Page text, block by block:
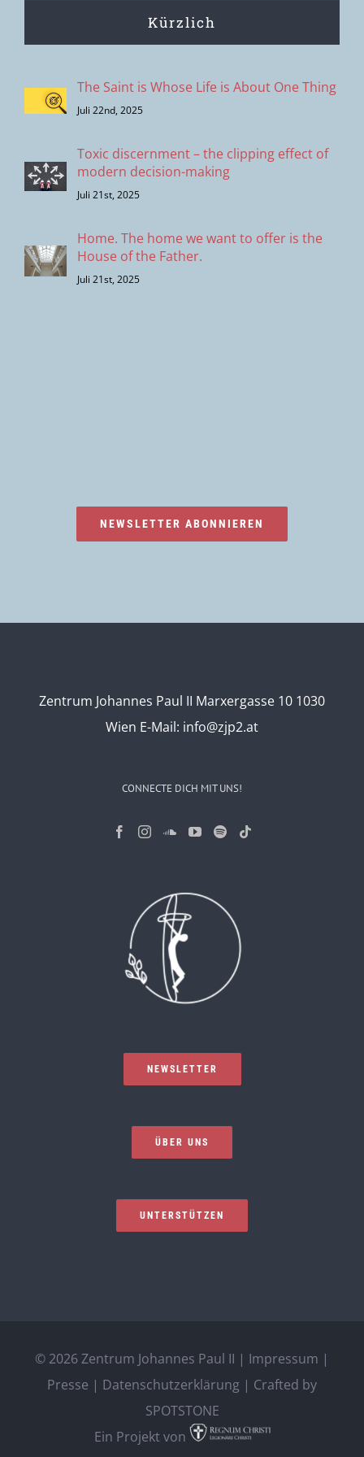
Kürzlich
The Saint is Whose Life is About One Thing
Juli 22nd, 2025
Toxic discernment – the clipping effect of
modern decision-making
Juli 21st, 2025
Home. The home we want to offer is the
House of the Father.
Juli 21st, 2025
NEWSLETTER ABONNIEREN
Zentrum Johannes Paul II Marxergasse 10 1030
Wien E-Mail: info@zjp2.at
CONNECTE DICH MIT UNS!
NEWSLETTER
ÜBER UNS
UNTERSTÜTZEN
© 2026 Zentrum Johannes Paul II | Impressum |
Presse | Datenschutzerklärung | Crafted by
SPOTSTONE
Ein Projekt von